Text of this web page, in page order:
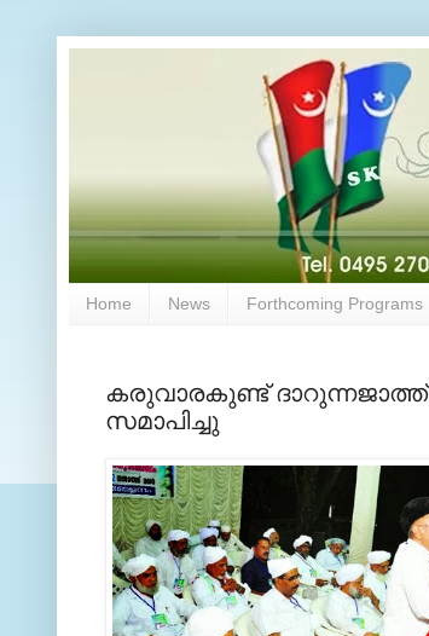
Home News Forthcoming Programs
കരുവാരകുണ്ട്
സമാപിച്ചു